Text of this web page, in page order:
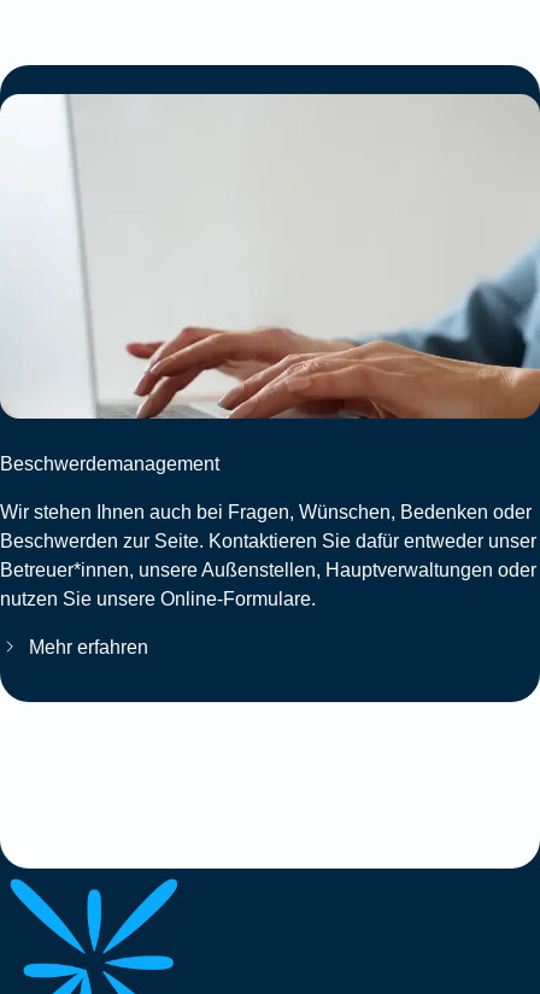
Beschwerdemanagement
Wir stehen Ihnen auch bei Fragen, Wünschen, Bedenken oder
Beschwerden zur Seite. Kontaktieren Sie dafür entweder unser
Betreuer*innen, unsere Außenstellen, Hauptverwaltungen oder
nutzen Sie unsere Online-Formulare.
Mehr erfahren